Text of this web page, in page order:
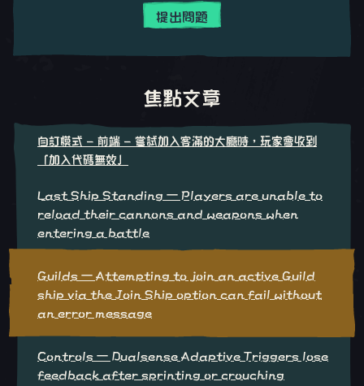
提出問題
焦點文章
自訂模式 - 前端 - 嘗試加入客滿的大廳時，玩家會收到
「加入代碼無效」
Last Ship Standing – Players are unable to
reload their cannons and weapons when
entering a battle
Guilds – Attempting to join an active Guild
ship via the Join Ship option can fail without
an error message
Controls – Dualsense Adaptive Triggers lose
feedback after sprinting or crouching